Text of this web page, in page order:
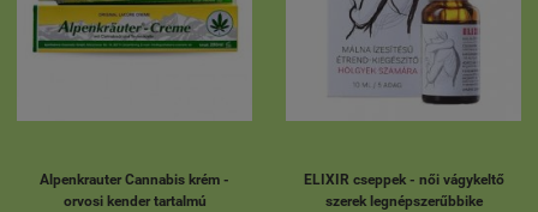
Alpenkrauter Cannabis krém -
orvosi kender tartalmú
ELIXIR cseppek - női vágykeltő
szerek legnépszerűbbike